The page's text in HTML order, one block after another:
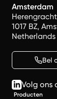
Amsterdam
1017 BZ,
Netherlands
Bel
Volg ons
Producten